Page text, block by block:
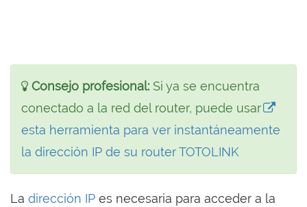
Consejo profesional: Si ya se encuentra
conectado a la red del router, puede usar
esta herramienta para ver instantáneamente
la dirección IP de su router TOTOLINK
La dirección IP es necesaria para acceder a la